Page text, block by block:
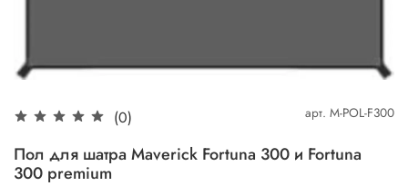
(0) арт. M-POL-F300
Пол для шатра Maverick Fortuna 300 и Fortuna
300 premium